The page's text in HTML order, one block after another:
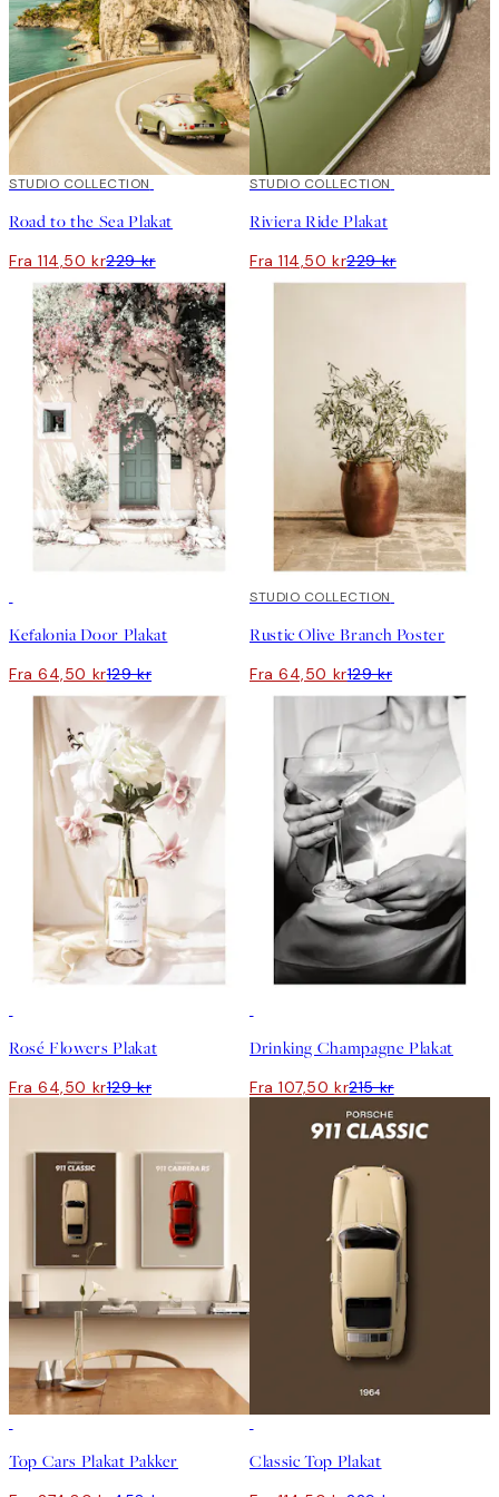
50%*
STUDIO COLLECTION
Road to the Sea Plakat
Fra 114,50 kr229 kr
50%*
STUDIO COLLECTION
Riviera Ride Plakat
Fra 114,50 kr229 kr
Kefalonia Door Plakat
Fra 64,50 kr129 kr
50%*
STUDIO COLLECTION
Rustic Olive Branch Poster
Fra 64,50 kr129 kr
Rosé Flowers Plakat
Fra 64,50 kr129 kr
Drinking Champagne Plakat
Fra 107,50 kr215 kr
Top Cars Plakat Pakker Classic Top Plakat